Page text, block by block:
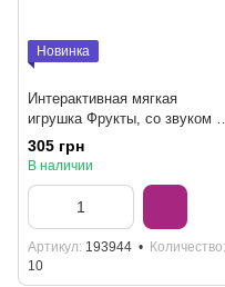
Новинка
Интерактивная мягкая
игрушка Фрукты, со звуком и
сенсором, 3 вида
305 грн
В наличии
Артикул 193944
Количество
10